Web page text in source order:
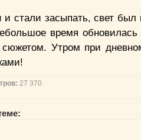
стали засыпать, свет был
время обновилась
сюжетом. Утром при
27 370